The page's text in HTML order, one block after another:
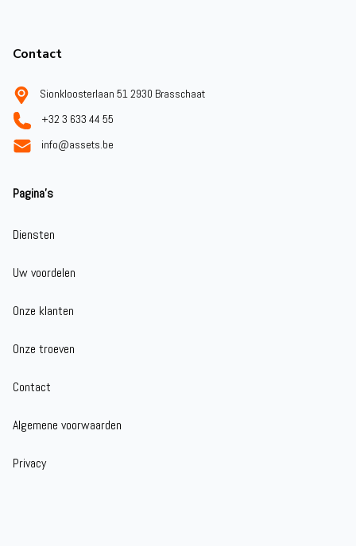
Contact
Sionkloosterlaan 51 2930 Brasschaat
+32 3 633 44 55
info@assets.be
Pagina's
Diensten
Uw voordelen
Onze klanten
Onze troeven
Contact
Algemene voorwaarden
Privacy